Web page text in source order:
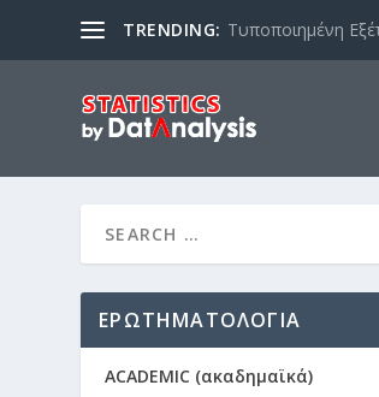
TRENDING: Τυποποιημένη
ΕΡΩΤΗΜΑΤΟΛΟΓΙΑ
ACADEMIC (ακαδημαϊκά)